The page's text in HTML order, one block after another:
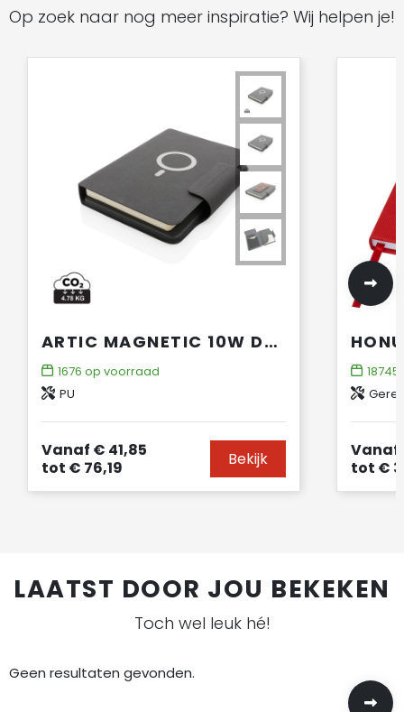
Op zoek naar nog meer inspiratie? Wij helpen je!
ARTIC MAGNETIC 10W DRAADLOOS OPLAADBAAR A5-NOTITIEBOEK
1676 op voorraad
PU
Vanaf € 41,85
tot € 76,19 Bekijk Vanaf
tot €
LAATST DOOR JOU BEKEKEN
Toch wel leuk hé!
Geen resultaten gevonden.